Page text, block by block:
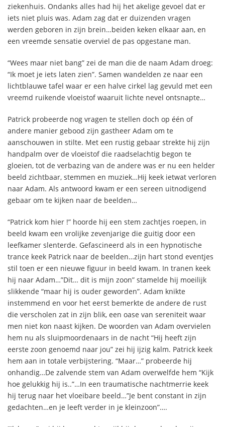
ziekenhuis. Ondanks alles had hij het akelige gevoel dat er
iets niet pluis was. Adam zag dat er duizenden vragen
werden geboren in zijn brein…beiden keken elkaar aan, en
een vreemde sensatie overviel de pas opgestane man.
“Wees maar niet bang” zei de man die de naam Adam droeg:
“Ik moet je iets laten zien”. Samen wandelden ze naar een
lichtblauwe tafel waar er een halve cirkel lag gevuld met een
vreemd ruikende vloeistof waaruit lichte nevel ontsnapte…
Patrick probeerde nog vragen te stellen doch op één of
andere manier gebood zijn gastheer Adam om te
aanschouwen in stilte. Met een rustig gebaar strekte hij zijn
handpalm over de vloeistof die raadselachtig begon te
gloeien, tot de verbazing van de andere was er nu een helder
beeld zichtbaar, stemmen en muziek…Hij keek ietwat verloren
naar Adam. Als antwoord kwam er een sereen uitnodigend
gebaar om te kijken naar de beelden…
“Patrick kom hier !” hoorde hij een stem zachtjes roepen, in
beeld kwam een vrolijke zevenjarige die guitig door een
leefkamer slenterde. Gefascineerd als in een hypnotische
trance keek Patrick naar de beelden…zijn hart stond eventjes
stil toen er een nieuwe figuur in beeld kwam. In tranen keek
hij naar Adam…”Dit… dit is mijn zoon” stamelde hij moeilijk
slikkende “maar hij is ouder geworden”. Adam knikte
instemmend en voor het eerst bemerkte de andere de rust
die verscholen zat in zijn blik, een oase van sereniteit waar
men niet kon naast kijken. De woorden van Adam overvielen
hem nu als sluipmoordenaars in de nacht “Hij heeft zijn
eerste zoon genoemd naar jou” zei hij ijzig kalm. Patrick keek
hem aan in totale verbijstering. “Maar…” probeerde hij
onhandig…De zalvende stem van Adam overwelfde hem “Kijk
hoe gelukkig hij is..”…In een traumatische nachtmerrie keek
hij terug naar het vloeibare beeld…”Je bent constant in zijn
gedachten…en je leeft verder in je kleinzoon”….